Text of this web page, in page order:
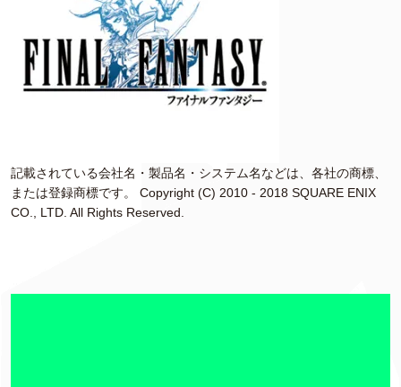
記載されている会社名・製品名・システム名などは、各社の商標、
または登録商標です。 Copyright (C) 2010 - 2018 SQUARE ENIX
CO., LTD. All Rights Reserved.